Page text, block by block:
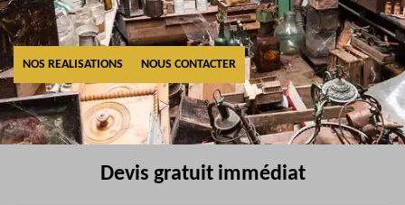
NOS REALISATIONS NOUS CONTACTER
Devis gratuit immédiat